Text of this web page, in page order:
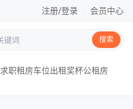
注册/登录 会员中心
搜索
求职租房车位出租奖杯公租房